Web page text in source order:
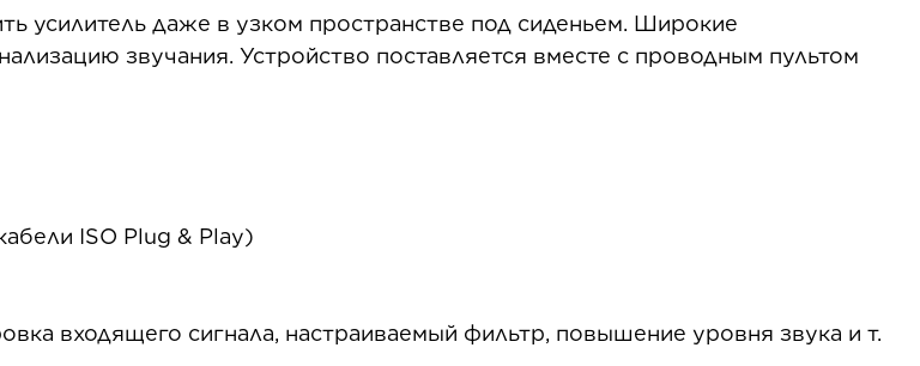
усилитель даже в узком пространстве под сиденьем. Широкие
звучания. Устройство поставляется вместе с проводным пультом
ISO Plug & Play)
входящего сигнала, настраиваемый фильтр, повышение уровня звука и т.